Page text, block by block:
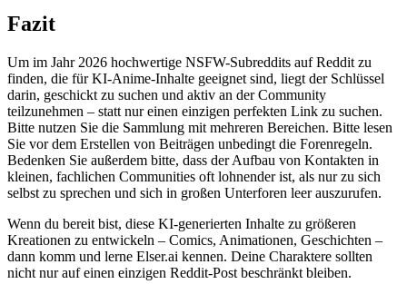
Fazit
Um im Jahr 2026 hochwertige NSFW-Subreddits auf Reddit zu
finden, die für KI-Anime-Inhalte geeignet sind, liegt der Schlüssel
darin, geschickt zu suchen und aktiv an der Community
teilzunehmen – statt nur einen einzigen perfekten Link zu suchen.
Bitte nutzen Sie die Sammlung mit mehreren Bereichen. Bitte lesen
Sie vor dem Erstellen von Beiträgen unbedingt die Forenregeln.
Bedenken Sie außerdem bitte, dass der Aufbau von Kontakten in
kleinen, fachlichen Communities oft lohnender ist, als nur zu sich
selbst zu sprechen und sich in großen Unterforen leer auszurufen.
Wenn du bereit bist, diese KI-generierten Inhalte zu größeren
Kreationen zu entwickeln – Comics, Animationen, Geschichten –
dann komm und lerne Elser.ai kennen. Deine Charaktere sollten
nicht nur auf einen einzigen Reddit-Post beschränkt bleiben.